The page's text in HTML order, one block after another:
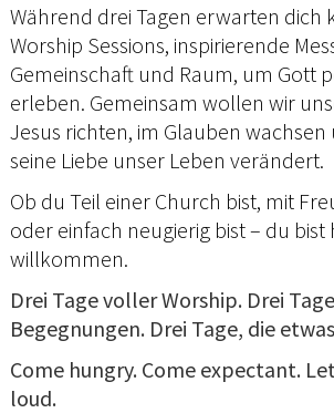
Während drei Tagen erwarten dich
Worship Sessions, inspirierende
Gemeinschaft und Raum, um Gott
erleben. Gemeinsam wollen wir
Jesus richten, im Glauben
seine Liebe unser Leben verändert.
Ob du Teil einer Church bist, mit
oder einfach neugierig bist – du bist
willkommen.
Drei Tage voller Worship. Drei
Begegnungen. Drei Tage, die
Come hungry. Come expectant.
loud.